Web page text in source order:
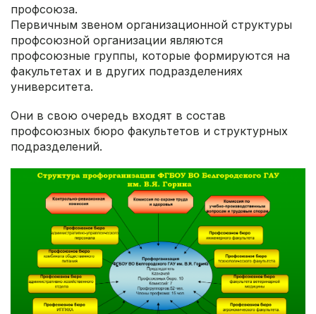
профсоюза.
Первичным звеном организационной структуры
профсоюзной организации являются
профсоюзные группы, которые формируются на
факультетах и в других подразделениях
университета.
Они в свою очередь входят в состав
профсоюзных бюро факультетов и структурных
подразделений.